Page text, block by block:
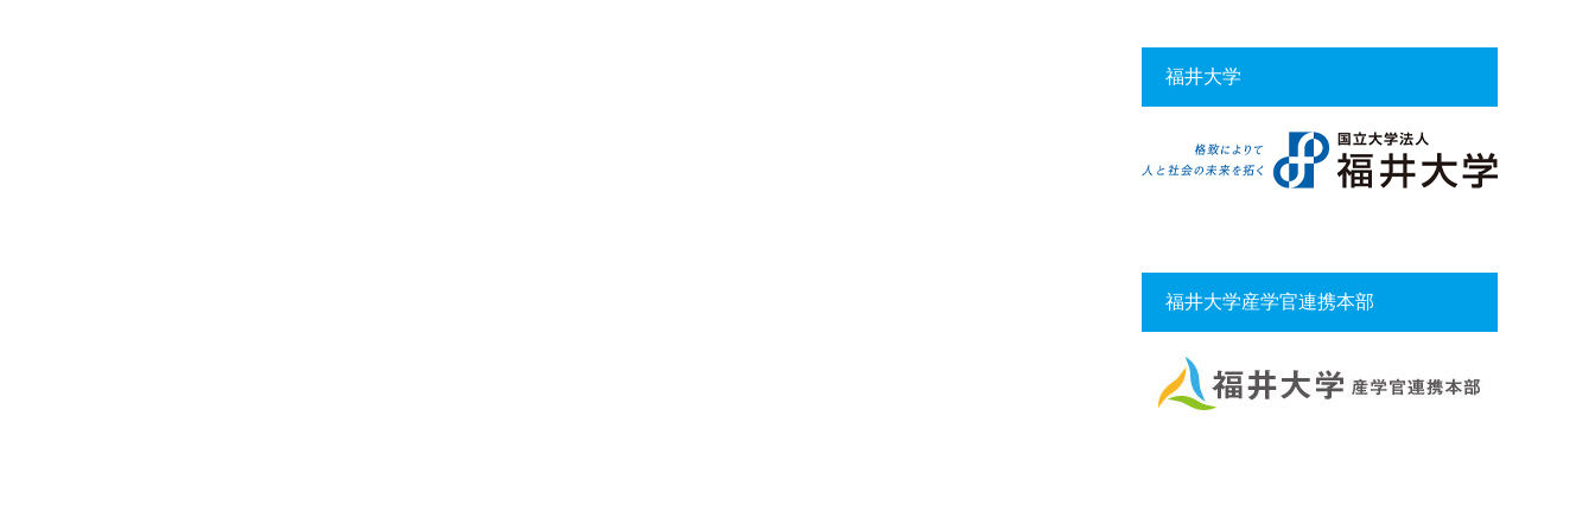
福井大学
福井大学産学官連携本部